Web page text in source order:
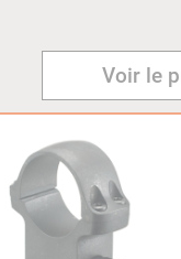
Voir le